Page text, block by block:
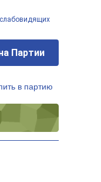
Партии
в партию